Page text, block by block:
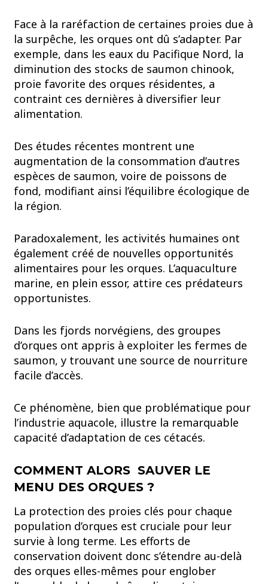
Face à la raréfaction de certaines proies due à
la surpêche, les orques ont dû s’adapter. Par
exemple, dans les eaux du Pacifique Nord, la
diminution des stocks de saumon chinook,
proie favorite des orques résidentes, a
contraint ces dernières à diversifier leur
alimentation.
Des études récentes montrent une
augmentation de la consommation d’autres
espèces de saumon, voire de poissons de
fond, modifiant ainsi l’équilibre écologique de
la région.
Paradoxalement, les activités humaines ont
également créé de nouvelles opportunités
alimentaires pour les orques. L’aquaculture
marine, en plein essor, attire ces prédateurs
opportunistes.
Dans les fjords norvégiens, des groupes
d’orques ont appris à exploiter les fermes de
saumon, y trouvant une source de nourriture
facile d’accès.
Ce phénomène, bien que problématique pour
l’industrie aquacole, illustre la remarquable
capacité d’adaptation de ces cétacés.
COMMENT ALORS SAUVER LE
MENU DES ORQUES ?
La protection des proies clés pour chaque
population d’orques est cruciale pour leur
survie à long terme. Les efforts de
conservation doivent donc s’étendre au-delà
des orques elles-mêmes pour englober